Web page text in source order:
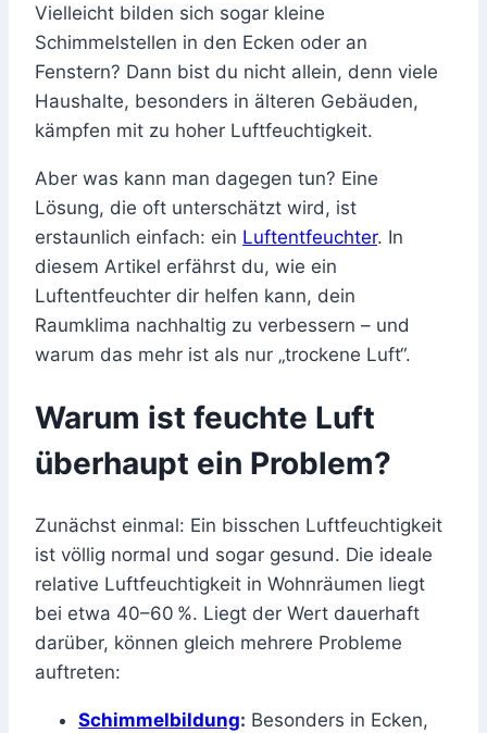
Vielleicht bilden sich sogar kleine
Schimmelstellen in den Ecken oder an
Fenstern? Dann bist du nicht allein, denn viele
Haushalte, besonders in älteren Gebäuden,
kämpfen mit zu hoher Luftfeuchtigkeit.
Aber was kann man dagegen tun? Eine
Lösung, die oft unterschätzt wird, ist
erstaunlich einfach: ein Luftentfeuchter. In
diesem Artikel erfährst du, wie ein
Luftentfeuchter dir helfen kann, dein
Raumklima nachhaltig zu verbessern – und
warum das mehr ist als nur „trockene Luft“.
Warum ist feuchte Luft
überhaupt ein Problem?
Zunächst einmal: Ein bisschen Luftfeuchtigkeit
ist völlig normal und sogar gesund. Die ideale
relative Luftfeuchtigkeit in Wohnräumen liegt
bei etwa 40–60 %. Liegt der Wert dauerhaft
darüber, können gleich mehrere Probleme
auftreten:
Schimmelbildung: Besonders in Ecken,